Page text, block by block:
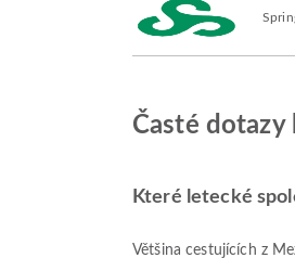
Časté
Které letecké
Většina cestujících z